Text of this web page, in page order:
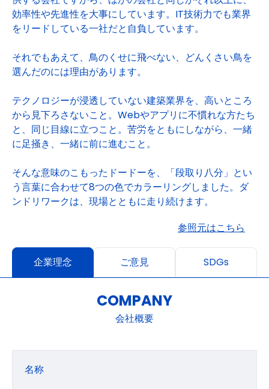
効率性や先進性を大事にしています。IT技術力でも業界
をリードしている一社だと自負しています。
それでもあえて、鳥のくせに飛べない、どんくさい鳥を
選んだのには理由があります。
テクノロジーが浸透していない建築業界を、高いところ
から見下ろさないこと。Webやアプリに不慣れな方たち
と、同じ目線に立つこと。苦労をともにしながら、一緒
に足掻き、一緒に前に進むこと。
そんな意味のこもったドードーを、「段取り八分」とい
う言葉に合わせて8つの色でカラーリングしました。ダ
ンドリワークは、現場とともに走り続けます。
参照元はこちら
企業理念 ご意見 SDGs
COMPANY
会社概要
名称